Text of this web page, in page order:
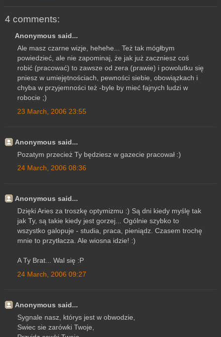
4 comments:
Anonymous said...
Ale masz czarne wizje, hehehe... Też tak mógłbym
powiedzieć, ale nie zapominaj, że jak już zaczniesz coś
robić (pracować) to zawsze od zera (prawie) i powolutku się
pniesz w umiejętnościach, pewności siebie, obowiązkach i
chyba w przyjemności też -byle by mieć fajnych ludzi w
robocie ;)
23 March, 2006 23:55
Anonymous said...
Pozatym przecież Ty będziesz w gazecie pracował :)
24 March, 2006 08:36
Anonymous said...
Dzięki Aries za troszkę optymizmu :) Są dni kiedy myślę tak
jak Ty, są takie kiedy jest gorzej... Ogólnie szybko to
wszystko galopuje - studia, praca, pieniądz. Czasem trochę
mnie to przytłacza. Ale wiosna idzie! :)
A Ty Brat... Wal się :P
24 March, 2006 09:27
Anonymous said...
Sygnale nasz, którys jest w obwodzie,
Swiec sie zarówki Twoje,